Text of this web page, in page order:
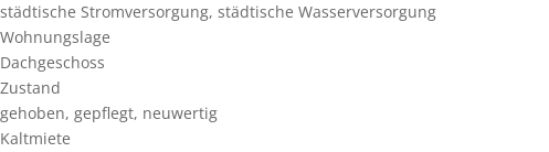
städtische Stromversorgung, städtische Wasserversorgung
Wohnungslage
Dachgeschoss
Zustand
gehoben, gepflegt, neuwertig
Kaltmiete